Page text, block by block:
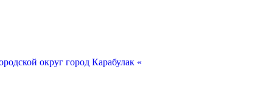
округ город Карабулак «